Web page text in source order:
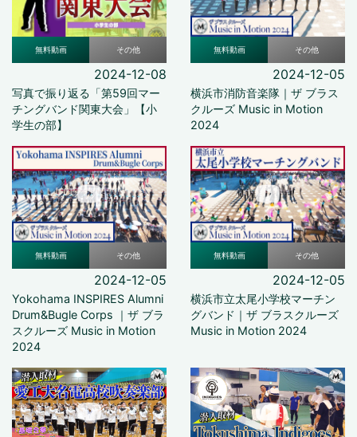
無料動画 その他
2024-12-08
写真で振り返る「第59回マー
チングバンド関東大会」【小
学生の部】
無料動画 その他
2024-12-05
横浜市消防音楽隊｜ザ ブラス
クルーズ Music in Motion
2024
無料動画 その他
2024-12-05
Yokohama INSPIRES Alumni
Drum&Bugle Corps ｜ザ ブラ
スクルーズ Music in Motion
2024
無料動画 その他
2024-12-05
横浜市立太尾小学校マーチン
グバンド｜ザ ブラスクルーズ
Music in Motion 2024